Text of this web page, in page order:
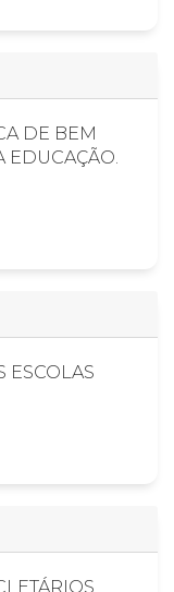
DE BEM
EDUCAÇÃO.
ESCOLAS